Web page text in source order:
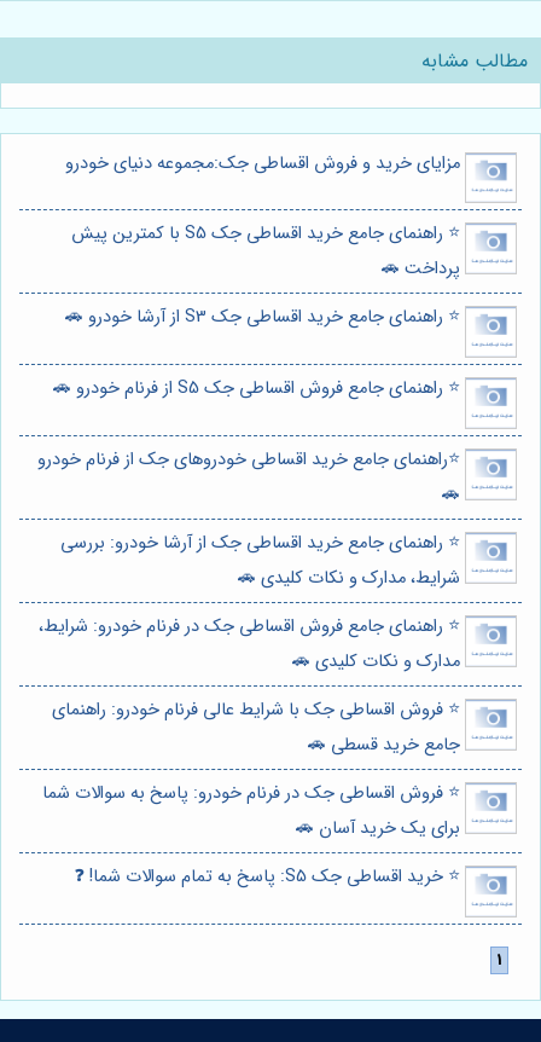
مطالب مشابه
مزایای خرید و فروش اقساطی جک:مجموعه دنیای خودرو
⭐️ راهنمای جامع خرید اقساطی جک S5 با کمترین پیش
پرداخت 🚗
⭐️ راهنمای جامع خرید اقساطی جک S3 از آرشا خودرو 🚗
⭐️ راهنمای جامع فروش اقساطی جک S5 از فرنام خودرو 🚗
⭐️راهنمای جامع خرید اقساطی خودروهای جک از فرنام خودرو
🚗
⭐️ راهنمای جامع خرید اقساطی جک از آرشا خودرو: بررسی
شرایط، مدارک و نکات کلیدی 🚗
⭐️ راهنمای جامع فروش اقساطی جک در فرنام خودرو: شرایط،
مدارک و نکات کلیدی 🚗
⭐️ فروش اقساطی جک با شرایط عالی فرنام خودرو: راهنمای
جامع خرید قسطی 🚗
⭐️ فروش اقساطی جک در فرنام خودرو: پاسخ به سوالات شما
برای یک خرید آسان 🚗
⭐️ خرید اقساطی جک S5: پاسخ به تمام سوالات شما! ❓